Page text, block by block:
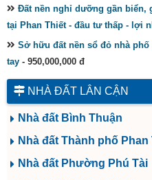
Đất nền nghỉ dưỡng gần biển,
tại Phan Thiết - đầu tư thấp - lợi
Sở hữu đất nền sổ đỏ nhà
tay - 950,000,000 đ
NHÀ ĐẤT LÂN CẬN
Nhà đất Bình Thuận
Nhà đất Thành phố Phan
Nhà đất Phường Phú Tài